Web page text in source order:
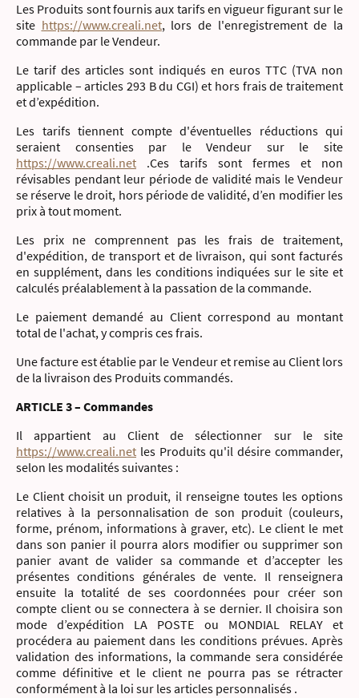
Les Produits sont fournis aux tarifs en vigueur figurant sur le
site https://www.creali.net, lors de l'enregistrement de la
commande par le Vendeur.
Le tarif des articles sont indiqués en euros TTC (TVA non
applicable – articles 293 B du CGI) et hors frais de traitement
et d’expédition.
Les tarifs tiennent compte d'éventuelles réductions qui
seraient consenties par le Vendeur sur le site
https://www.creali.net .Ces tarifs sont fermes et non
révisables pendant leur période de validité mais le Vendeur
se réserve le droit, hors période de validité, d’en modifier les
prix à tout moment.
Les prix ne comprennent pas les frais de traitement,
d'expédition, de transport et de livraison, qui sont facturés
en supplément, dans les conditions indiquées sur le site et
calculés préalablement à la passation de la commande.
Le paiement demandé au Client correspond au montant
total de l'achat, y compris ces frais.
Une facture est établie par le Vendeur et remise au Client lors
de la livraison des Produits commandés.
ARTICLE 3 – Commandes
Il appartient au Client de sélectionner sur le site
https://www.creali.net les Produits qu'il désire commander,
selon les modalités suivantes :
Le Client choisit un produit, il renseigne toutes les options
relatives à la personnalisation de son produit (couleurs,
forme, prénom, informations à graver, etc). Le client le met
dans son panier il pourra alors modifier ou supprimer son
panier avant de valider sa commande et d’accepter les
présentes conditions générales de vente. Il renseignera
ensuite la totalité de ses coordonnées pour créer son
compte client ou se connectera à se dernier. Il choisira son
mode d’expédition LA POSTE ou MONDIAL RELAY et
procédera au paiement dans les conditions prévues. Après
validation des informations, la commande sera considérée
comme définitive et le client ne pourra pas se rétracter
conformément à la loi sur les articles personnalisés .